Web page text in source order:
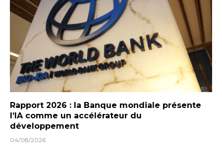
Rapport 2026 : la Banque mondiale présente
l’IA comme un accélérateur du
développement
04/08/2026